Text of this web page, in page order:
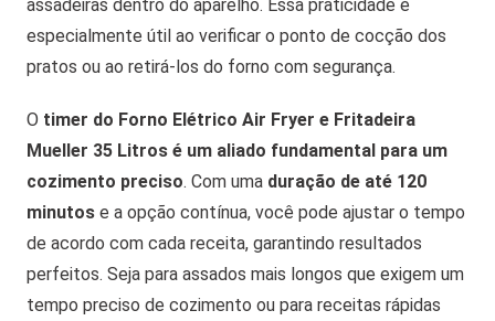
assadeiras dentro do aparelho. Essa praticidade é
especialmente útil ao verificar o ponto de cocção dos
pratos ou ao retirá-los do forno com segurança.
O timer do Forno Elétrico Air Fryer e Fritadeira
Mueller 35 Litros é um aliado fundamental para um
cozimento preciso. Com uma duração de até 120
minutos e a opção contínua, você pode ajustar o tempo
de acordo com cada receita, garantindo resultados
perfeitos. Seja para assados mais longos que exigem um
tempo preciso de cozimento ou para receitas rápidas